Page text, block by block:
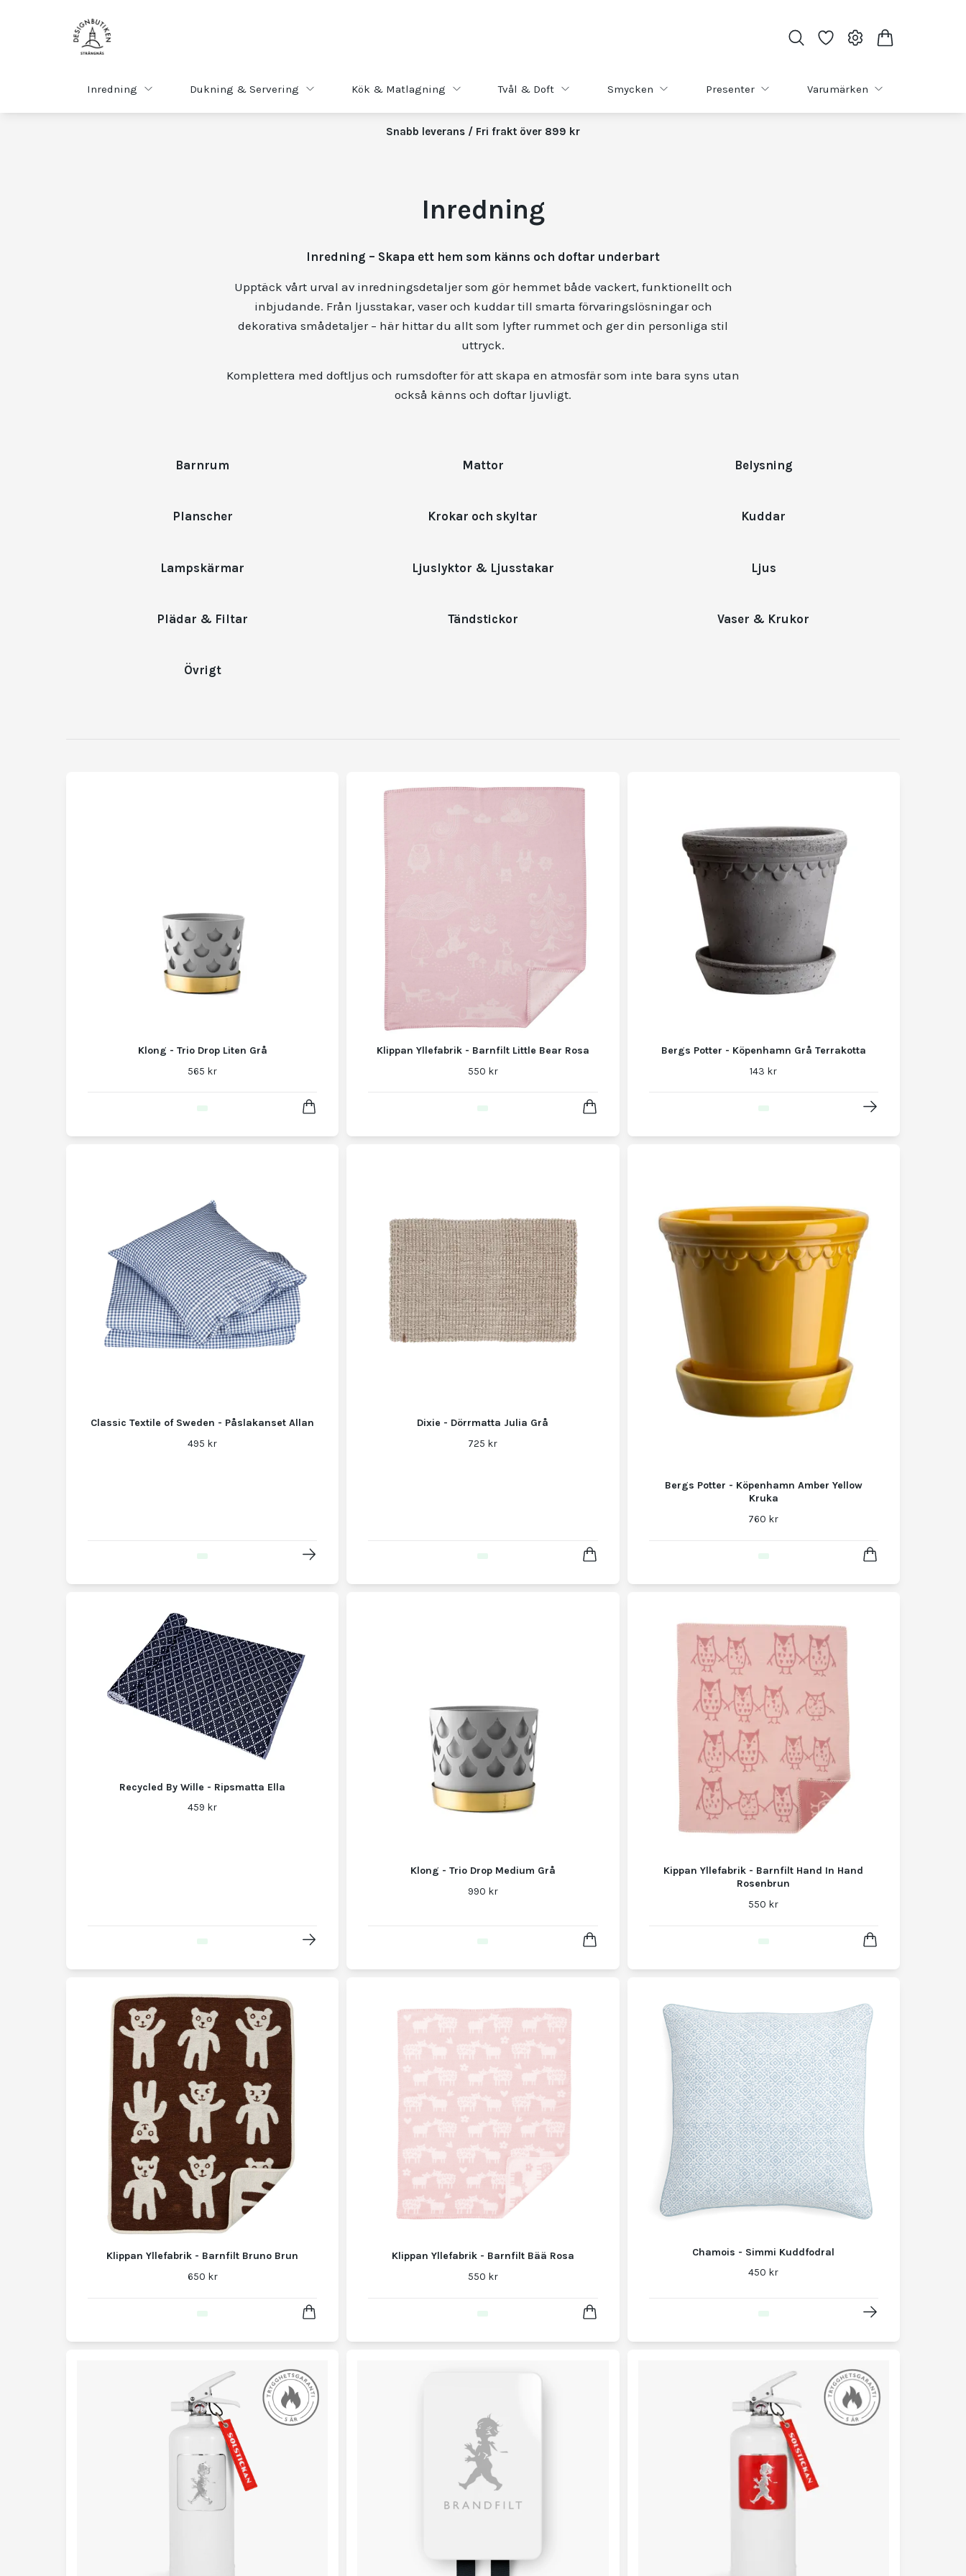
Inredning Dukning & Servering Kök & Matlagning Tvål & Doft Smycken Presenter Varumärken
Snabb leverans / Fri frakt över 899 kr
Inredning
Inredning – Skapa ett hem som känns och doftar underbart
Upptäck vårt urval av inredningsdetaljer som gör hemmet både vackert, funktionellt och
inbjudande. Från ljusstakar, vaser och kuddar till smarta förvaringslösningar och
dekorativa smådetaljer – här hittar du allt som lyfter rummet och ger din personliga stil
uttryck.
Komplettera med doftljus och rumsdofter för att skapa en atmosfär som inte bara syns utan
också känns och doftar ljuvligt.
Barnrum Mattor Belysning
Planscher Krokar och skyltar Kuddar
Lampskärmar Ljuslyktor & Ljusstakar Ljus
Plädar & Filtar Tändstickor Vaser & Krukor
Övrigt
Klong - Trio Drop Liten Grå
565 kr
Klippan Yllefabrik - Barnfilt Little Bear Rosa
550 kr
Bergs Potter - Köpenhamn Grå Terrakotta
143 kr
Classic Textile of Sweden - Påslakanset Allan
495 kr
Dixie - Dörrmatta Julia Grå
725 kr
Bergs Potter - Köpenhamn Amber Yellow
Kruka
760 kr
Recycled By Wille - Ripsmatta Ella
459 kr
Klong - Trio Drop Medium Grå
990 kr
Kippan Yllefabrik - Barnfilt Hand In Hand
Rosenbrun
550 kr
Klippan Yllefabrik - Barnfilt Bruno Brun
650 kr
Klippan Yllefabrik - Barnfilt Bää Rosa
550 kr
Chamois - Simmi Kuddfodral
450 kr